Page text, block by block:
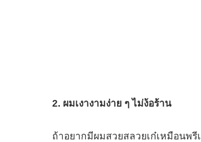
2. ผมเงางามง่าย ๆ ไม่ง้อร้าน
ถ้าอยากมีผมสวยสลวยเก๋เหมือนพ